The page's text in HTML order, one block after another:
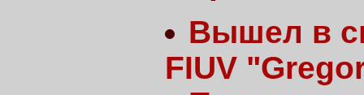
Вышел в
FIUV